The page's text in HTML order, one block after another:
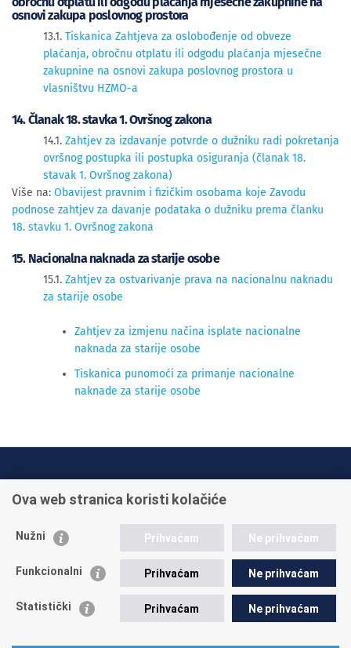
osnovi zakupa poslovnog prostora
13.1. Tiskanica Zahtjeva za oslobođenje od obveze
plaćanja, obročnu otplatu ili odgodu plaćanja mjesečne
zakupnine na osnovi zakupa poslovnog prostora u
vlasništvu HZMO-a
14. Članak 18. stavka 1. Ovršnog zakona
14.1. Zahtjev za izdavanje potvrde o dužniku radi pokretanja
ovršnog postupka ili postupka osiguranja (članak 18.
stavak 1. Ovršnog zakona)
Više na: Obavijest pravnim i fizičkim osobama koje Zavodu
podnose zahtjev za davanje podataka o dužniku prema članku
18. stavku 1. Ovršnog zakona
15. Nacionalna naknada za starije osobe
15.1. Zahtjev za ostvarivanje prava na nacionalnu naknadu
za starije osobe
Zahtjev za izmjenu načina isplate nacionalne
naknada za starije osobe
Tiskanica punomoći za primanje nacionalne
naknade za starije osobe
+385 1 45 95 011
Postavite pitanje
Ova web stranica koristi kolačiće
Nužni Prihvaćam Ne prihvaćam
Funkcionalni Prihvaćam Ne prihvaćam
Statistički Prihvaćam Ne prihvaćam